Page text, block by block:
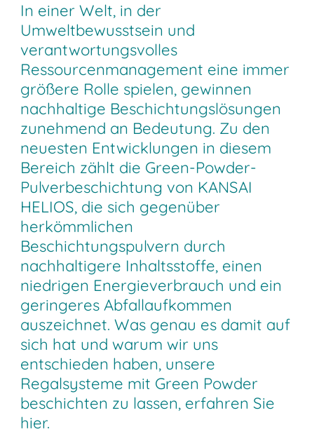
In einer Welt, in der
Umweltbewusstsein und
verantwortungsvolles
Ressourcenmanagement eine immer
größere Rolle spielen, gewinnen
nachhaltige Beschichtungslösungen
zunehmend an Bedeutung. Zu den
neuesten Entwicklungen in diesem
Bereich zählt die Green-Powder-
Pulverbeschichtung von KANSAI
HELIOS, die sich gegenüber
herkömmlichen
Beschichtungspulvern durch
nachhaltigere Inhaltsstoffe, einen
niedrigen Energieverbrauch und ein
geringeres Abfallaufkommen
auszeichnet. Was genau es damit auf
sich hat und warum wir uns
entschieden haben, unsere
Regalsysteme mit Green Powder
beschichten zu lassen, erfahren Sie
hier.